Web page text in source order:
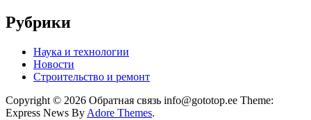
Рубрики
Наука и технологии
Новости
Строительство и ремонт
Copyright © 2026 Обратная связь info@gototop.ee Theme:
Express News By Adore Themes.